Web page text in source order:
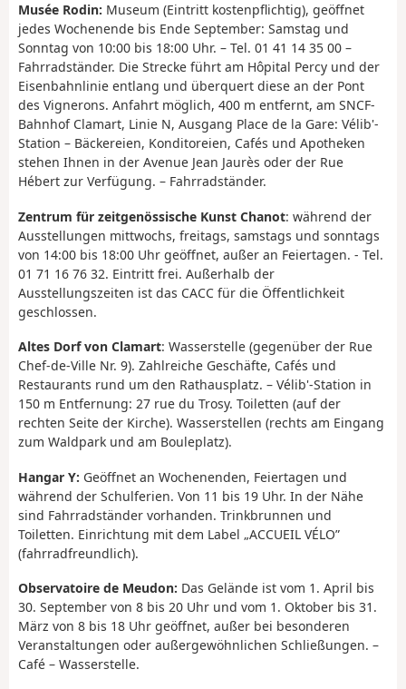
Musée Rodin: Museum (Eintritt kostenpflichtig), geöffnet
jedes Wochenende bis Ende September: Samstag und
Sonntag von 10:00 bis 18:00 Uhr. – Tel. 01 41 14 35 00 –
Fahrradständer. Die Strecke führt am Hôpital Percy und der
Eisenbahnlinie entlang und überquert diese an der Pont
des Vignerons. Anfahrt möglich, 400 m entfernt, am SNCF-
Bahnhof Clamart, Linie N, Ausgang Place de la Gare: Vélib'-
Station – Bäckereien, Konditoreien, Cafés und Apotheken
stehen Ihnen in der Avenue Jean Jaurès oder der Rue
Hébert zur Verfügung. – Fahrradständer.
Zentrum für zeitgenössische Kunst Chanot: während der
Ausstellungen mittwochs, freitags, samstags und sonntags
von 14:00 bis 18:00 Uhr geöffnet, außer an Feiertagen. - Tel.
01 71 16 76 32. Eintritt frei. Außerhalb der
Ausstellungszeiten ist das CACC für die Öffentlichkeit
geschlossen.
Altes Dorf von Clamart: Wasserstelle (gegenüber der Rue
Chef-de-Ville Nr. 9). Zahlreiche Geschäfte, Cafés und
Restaurants rund um den Rathausplatz. – Vélib'-Station in
150 m Entfernung: 27 rue du Trosy. Toiletten (auf der
rechten Seite der Kirche). Wasserstellen (rechts am Eingang
zum Waldpark und am Bouleplatz).
Hangar Y: Geöffnet an Wochenenden, Feiertagen und
während der Schulferien. Von 11 bis 19 Uhr. In der Nähe
sind Fahrradständer vorhanden. Trinkbrunnen und
Toiletten. Einrichtung mit dem Label „ACCUEIL VÉLO”
(fahrradfreundlich).
Observatoire de Meudon: Das Gelände ist vom 1. April bis
30. September von 8 bis 20 Uhr und vom 1. Oktober bis 31.
März von 8 bis 18 Uhr geöffnet, außer bei besonderen
Veranstaltungen oder außergewöhnlichen Schließungen. –
Café – Wasserstelle.